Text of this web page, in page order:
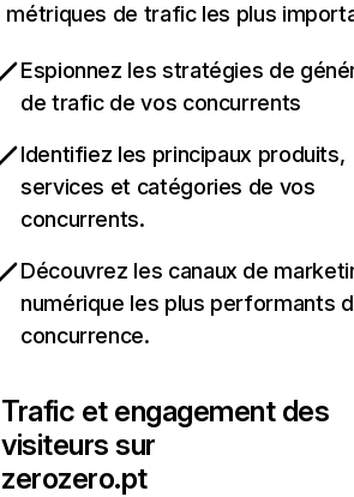
métriques de trafic les plus
Espionnez les stratégies de
de trafic de vos concurrents
Identifiez les principaux produits,
services et catégories de vos
concurrents.
Découvrez les canaux de
numérique les plus performants
concurrence.
Trafic et engagement des
visiteurs sur
zerozero.pt